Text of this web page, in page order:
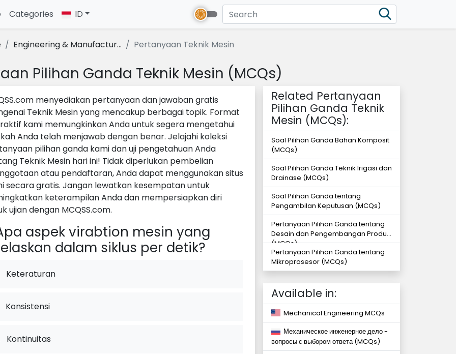
(current)
Categories ID
Engineering & Manufactur... Pertanyaan Teknik Mesin
Pilihan Ganda Teknik Mesin (MCQs)
menyediakan pertanyaan dan jawaban gratis
Teknik Mesin yang mencakup berbagai topik. Format
kami memungkinkan Anda untuk segera mengetahui
Anda telah menjawab dengan benar. Jelajahi koleksi
pilihan ganda kami dan uji pengetahuan Anda
Teknik Mesin hari ini! Tidak diperlukan pembelian
atau pendaftaran, Anda dapat menggunakan situs
secara gratis. Jangan lewatkan kesempatan untuk
keterampilan Anda dan mempersiapkan diri
ujian dengan MCQSS.com.
aspek virabtion mesin yang
dalam siklus per detik?
Keteraturan
Konsistensi
Kontinuitas
Related Pertanyaan
Pilihan Ganda Teknik
Mesin (MCQs):
Soal Pilihan Ganda Bahan Komposit
(MCQs)
Soal Pilihan Ganda Teknik Irigasi dan
Drainase (MCQs)
Soal Pilihan Ganda tentang
Pengambilan Keputusan (MCQs)
Pertanyaan Pilihan Ganda tentang
Desain dan Pengembangan Produk
(MCQs)
Pertanyaan Pilihan Ganda tentang
Mikroprosesor (MCQs)
Available in:
Mechanical Engineering MCQs
Механическое инженерное дело -
вопросы с выбором ответа (MCQs)